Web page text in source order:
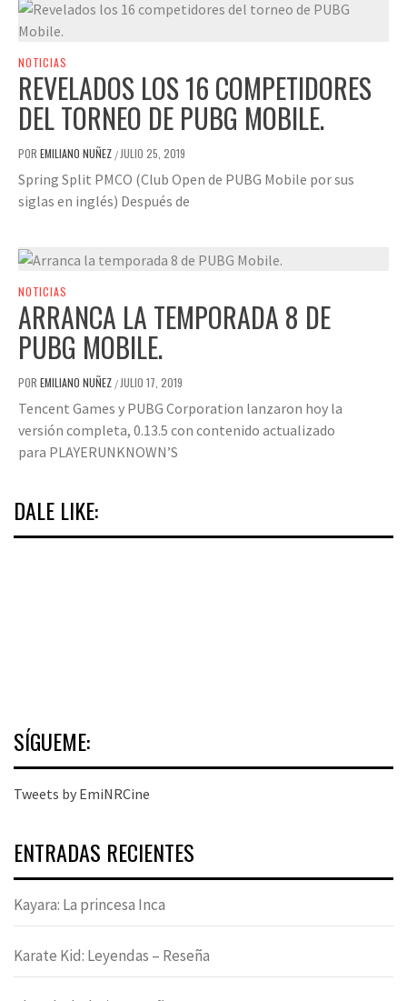
NOTICIAS
REVELADOS LOS 16 COMPETIDORES
DEL TORNEO DE PUBG MOBILE.
POR EMILIANO NUÑEZ / JULIO 25, 2019
Spring Split PMCO (Club Open de PUBG Mobile por sus
siglas en inglés) Después de
NOTICIAS
ARRANCA LA TEMPORADA 8 DE
PUBG MOBILE.
POR EMILIANO NUÑEZ / JULIO 17, 2019
Tencent Games y PUBG Corporation lanzaron hoy la
versión completa, 0.13.5 con contenido actualizado
para PLAYERUNKNOWN’S
DALE LIKE:
SÍGUEME:
Tweets by EmiNRCine
ENTRADAS RECIENTES
Kayara: La princesa Inca
Karate Kid: Leyendas – Reseña